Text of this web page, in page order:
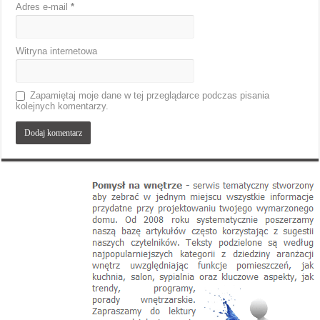
Adres e-mail*
Witryna internetowa
Zapamiętaj moje dane w tej przeglądarce podczas pisania
kolejnych komentarzy.